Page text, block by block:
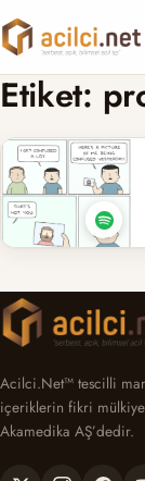
Etiket:
Acilci.Net™ tescilli
içeriklerin fikri
Akamedika AŞ’dedir.